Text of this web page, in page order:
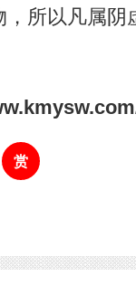
所以凡属阴
赏